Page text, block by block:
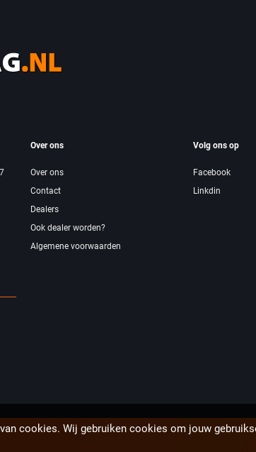
Over ons
Over ons
Contact
Dealers
Ook dealer worden?
Algemene voorwaarden
Volg ons op
Facebook
Linkdin
cookies. Wij gebruiken cookies om jouw